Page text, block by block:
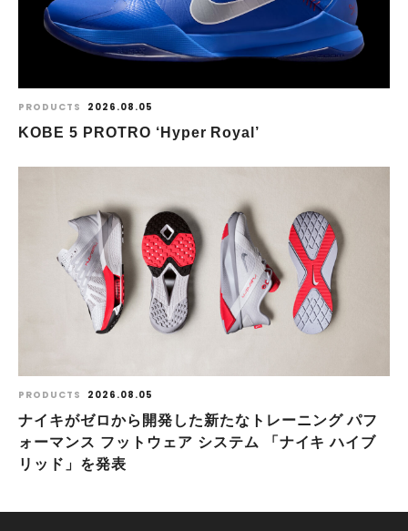
PRODUCTS 2026.08.05
KOBE 5 PROTRO ‘Hyper Royal’
PRODUCTS 2026.08.05
ナイキがゼロから開発した新たなトレーニング パフ
ォーマンス フットウェア システム 「ナイキ ハイブ
リッド」を発表